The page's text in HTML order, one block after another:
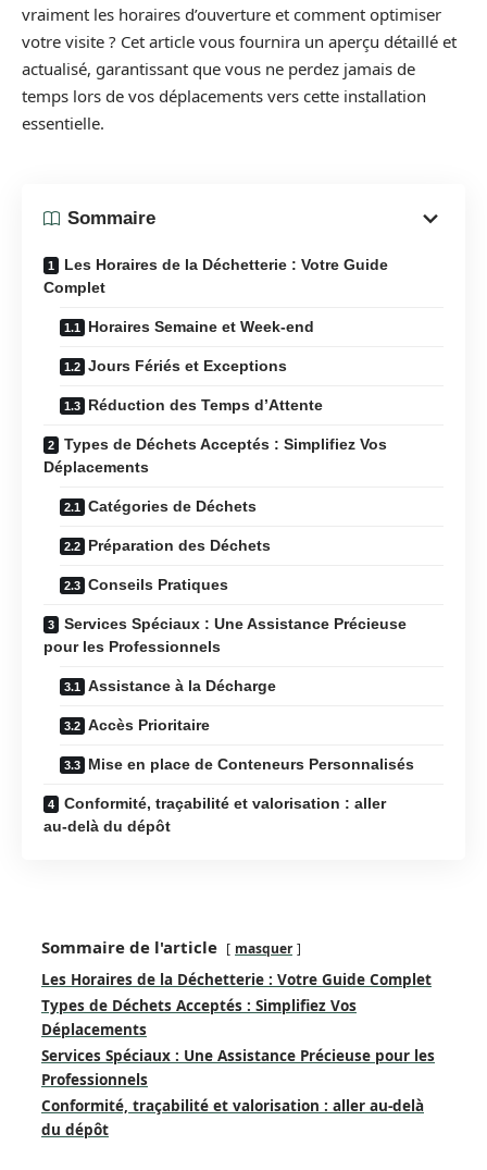
vraiment les horaires d’ouverture et comment optimiser
votre visite ? Cet article vous fournira un aperçu détaillé et
actualisé, garantissant que vous ne perdez jamais de
temps lors de vos déplacements vers cette installation
essentielle.
Sommaire
Les Horaires de la Déchetterie : Votre Guide
Complet
Horaires Semaine et Week-end
Jours Fériés et Exceptions
Réduction des Temps d’Attente
Types de Déchets Acceptés : Simplifiez Vos
Déplacements
Catégories de Déchets
Préparation des Déchets
Conseils Pratiques
Services Spéciaux : Une Assistance Précieuse
pour les Professionnels
Assistance à la Décharge
Accès Prioritaire
Mise en place de Conteneurs Personnalisés
Conformité, traçabilité et valorisation : aller
au‑delà du dépôt
Sommaire de l'article masquer
Les Horaires de la Déchetterie : Votre Guide Complet
Types de Déchets Acceptés : Simplifiez Vos
Déplacements
Services Spéciaux : Une Assistance Précieuse pour les
Professionnels
Conformité, traçabilité et valorisation : aller au‑delà
du dépôt